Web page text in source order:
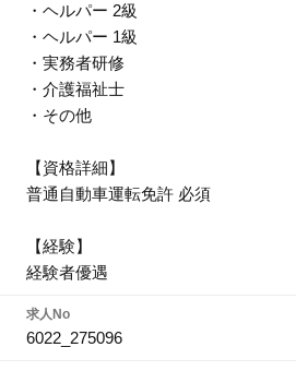
・ヘルパー 2級
・ヘルパー 1級
・実務者研修
・介護福祉士
・その他
【資格詳細】
普通自動車運転免許 必須
【経験】
経験者優遇
求人No
6022_275096